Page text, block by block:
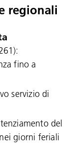
regionali
fino a
servizio di
del
giorni feriali